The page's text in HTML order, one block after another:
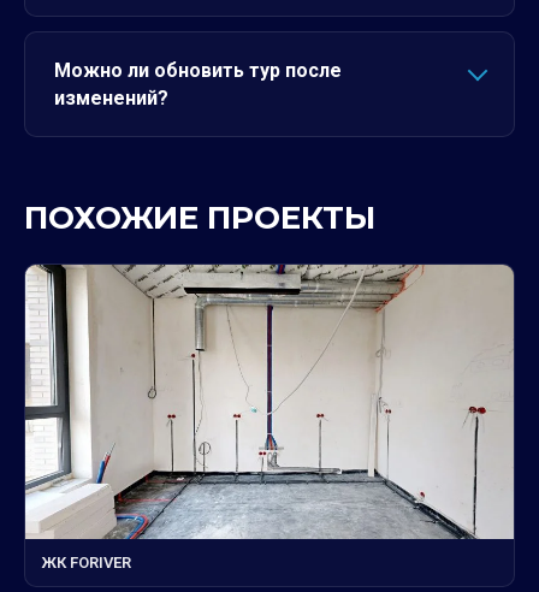
Можно ли обновить тур после
изменений?
ПОХОЖИЕ ПРОЕКТЫ
ЖК FORIVER